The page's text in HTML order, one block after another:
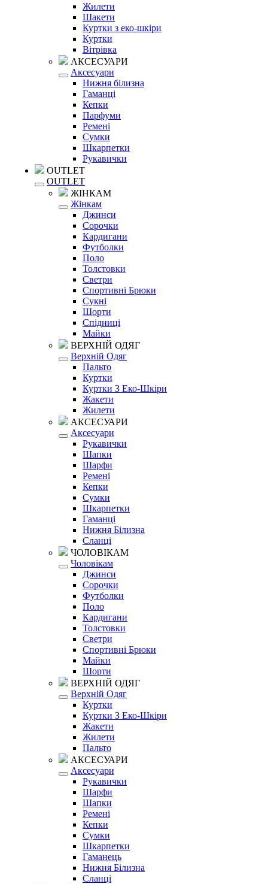
Жилети
Шакети
Куртки з еко-шкіри
Куртки
Вітрівка
АКСЕСУАРИ
Аксесуари
Нижня білизна
Гаманці
Кепки
Парфуми
Ремені
Сумки
Шкарпетки
Рукавички
OUTLET
OUTLET
ЖІНКАМ
Жінкам
Джинси
Сорочки
Кардигани
Футболки
Поло
Толстовки
Светри
Спортивні Брюки
Сукні
Шорти
Спідниці
Майки
ВЕРХНІЙ ОДЯГ
Верхній Одяг
Пальто
Куртки
Куртки З Еко-Шкіри
Жакети
Жилети
АКСЕСУАРИ
Аксесуари
Рукавички
Шапки
Шарфи
Ремені
Кепки
Сумки
Шкарпетки
Гаманці
Нижня Білизна
Сланці
ЧОЛОВІКАМ
Чоловікам
Джинси
Сорочки
Футболки
Поло
Кардигани
Толстовки
Светри
Спортивні Брюки
Майки
Шорти
ВЕРХНІЙ ОДЯГ
Верхній Одяг
Куртки
Куртки З Еко-Шкіри
Жакети
Жилети
Пальто
АКСЕСУАРИ
Аксесуари
Рукавички
Шарфи
Шапки
Ремені
Кепки
Сумки
Шкарпетки
Гаманець
Нижня Білизна
Сланці